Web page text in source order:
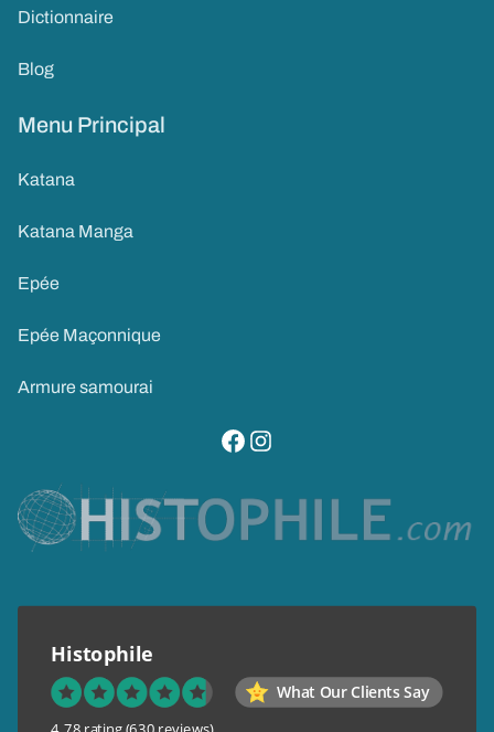
Dictionnaire
Blog
Menu Principal
Katana
Katana Manga
Epée
Epée Maçonnique
Armure samourai
visitez notre page facebook
suivez notre compte instagram
Histophile
What Our Clients Say